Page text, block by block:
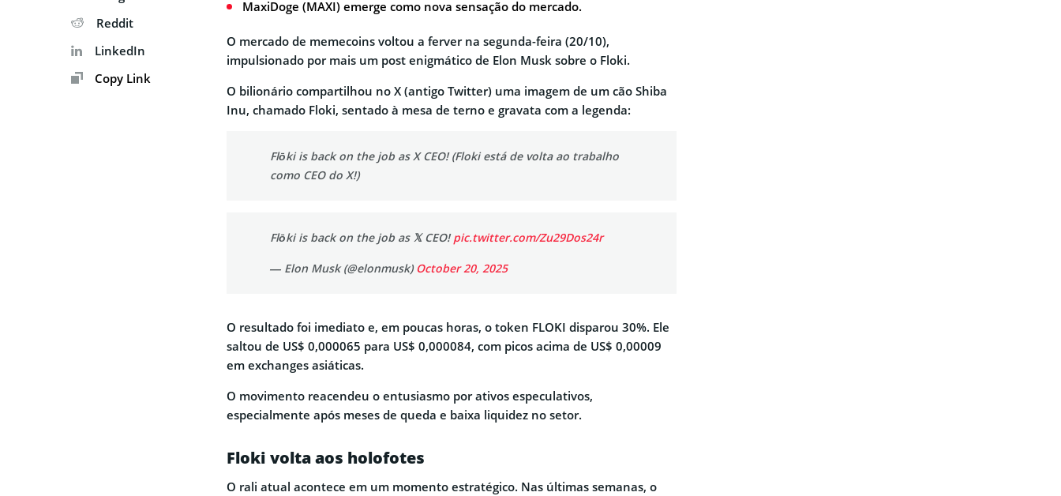
Reddit
LinkedIn
Copy Link
MaxiDoge (MAXI) emerge como nova sensação do mercado.
O mercado de memecoins voltou a ferver na segunda-feira (20/10),
impulsionado por mais um post enigmático de Elon Musk sobre o Floki.
O bilionário compartilhou no X (antigo Twitter) uma imagem de um cão Shiba
Inu, chamado Floki, sentado à mesa de terno e gravata com a legenda:
Flōki is back on the job as X CEO! (Floki está de volta ao trabalho
como CEO do X!)
Flōki is back on the job as 𝕏 CEO!pic.twitter.com/Zu29Dos24r
— Elon Musk (@elonmusk)October 20, 2025
O resultado foi imediato e, em poucas horas, o token FLOKI disparou 30%. Ele
saltou de US$ 0,000065 para US$ 0,000084, com picos acima de US$ 0,00009
em exchanges asiáticas.
O movimento reacendeu o entusiasmo por ativos especulativos,
especialmente após meses de queda e baixa liquidez no setor.
Floki volta aos holofotes
O rali atual acontece em um momento estratégico. Nas últimas semanas, o